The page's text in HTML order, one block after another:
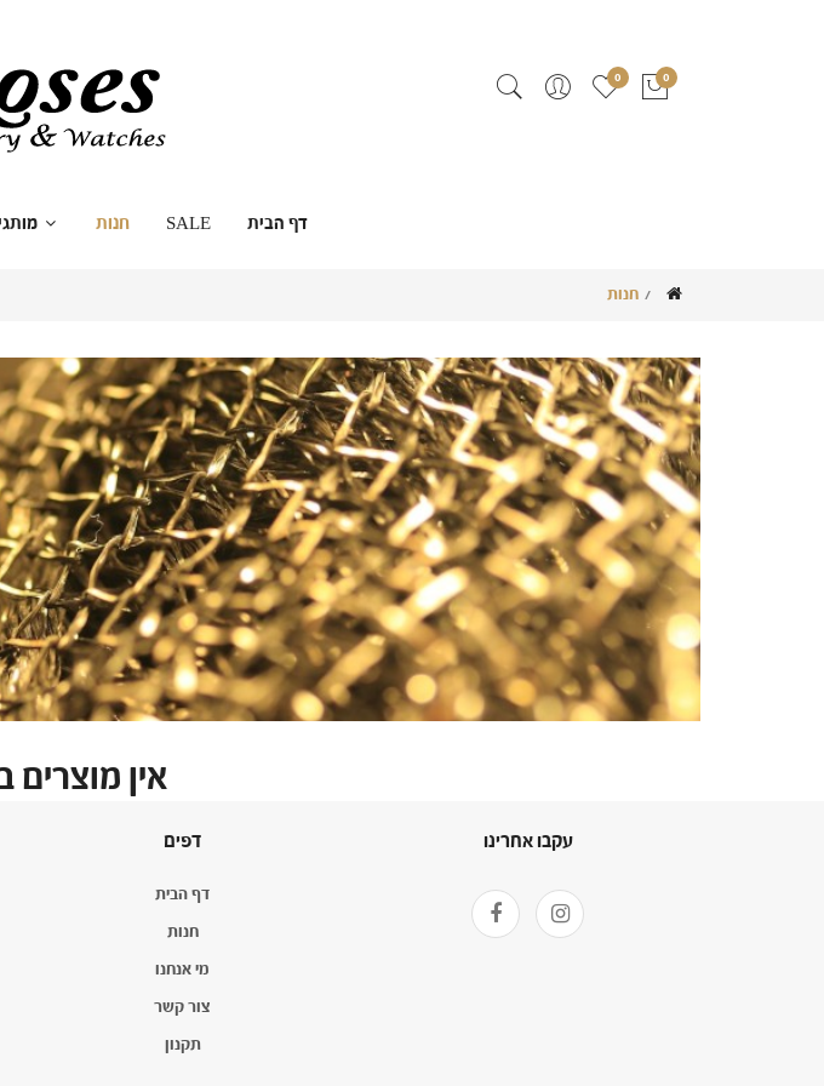
0 0
מותגים חנות SALE דף הבית
חנות
אין מוצרים
דפים
דף הבית
חנות
מי אנחנו
צור קשר
תקנון
עקבו אחרינו